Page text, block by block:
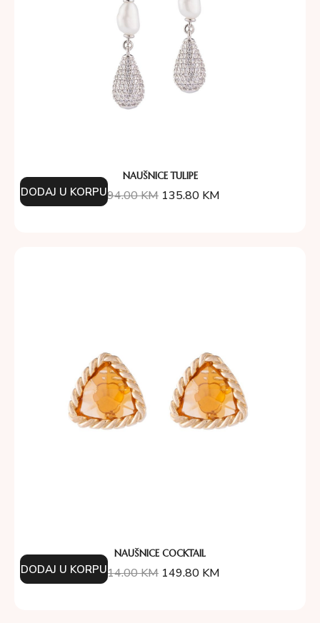
NAUŠNICE TULIPE
194.00KM 135.80 KM
DODAJ U KORPU
NAUŠNICE COCKTAIL
214.00KM 149.80 KM
DODAJ U KORPU